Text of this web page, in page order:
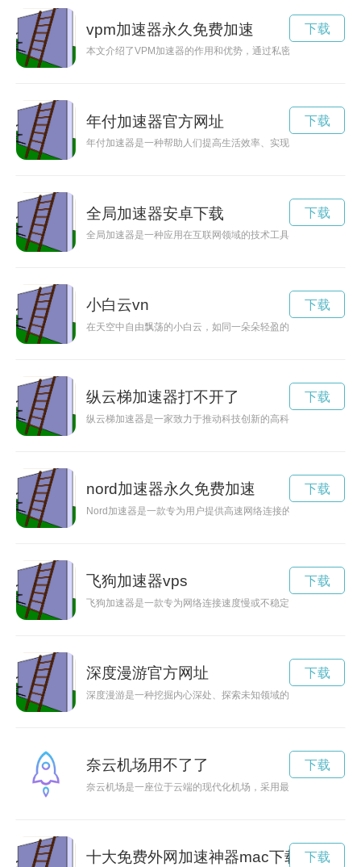
vpm加速器永久免费加速
本文介绍了VPM加速器的作用和优势，通过私密接入和网络加
下载
年付加速器官方网址
年付加速器是一种帮助人们提高生活效率、实现目标的工具。
下载
全局加速器安卓下载
全局加速器是一种应用在互联网领域的技术工具，通过优化网
下载
小白云vn
在天空中自由飘荡的小白云，如同一朵朵轻盈的棉花糖，轻轻飘
下载
纵云梯加速器打不开了
纵云梯加速器是一家致力于推动科技创新的高科技企业，通过
下载
nord加速器永久免费加速
Nord加速器是一款专为用户提供高速网络连接的工具，可以帮
下载
飞狗加速器vps
飞狗加速器是一款专为网络连接速度慢或不稳定的用户而设计
下载
深度漫游官方网址
深度漫游是一种挖掘内心深处、探索未知领域的旅程。在这片
下载
奈云机场用不了了
奈云机场是一座位于云端的现代化机场，采用最先进的科技和
下载
十大免费外网加速神器mac下载 下载